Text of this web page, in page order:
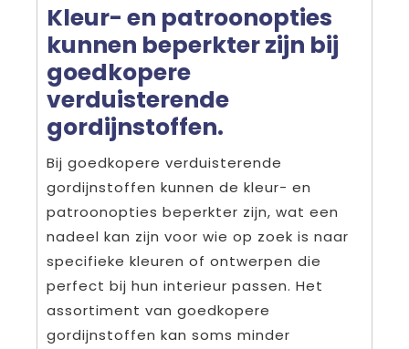
Kleur- en patroonopties
kunnen beperkter zijn bij
goedkopere
verduisterende
gordijnstoffen.
Bij goedkopere verduisterende
gordijnstoffen kunnen de kleur- en
patroonopties beperkter zijn, wat een
nadeel kan zijn voor wie op zoek is naar
specifieke kleuren of ontwerpen die
perfect bij hun interieur passen. Het
assortiment van goedkopere
gordijnstoffen kan soms minder